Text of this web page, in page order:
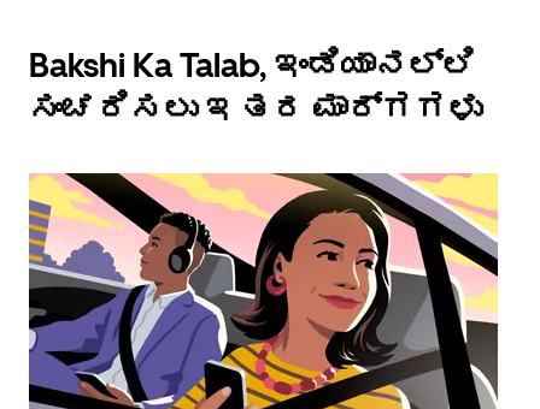
Bakshi Ka Talab, ಇಂಡಿಯಾನಲ್ಲಿ
ಸಂಚರಿಸಲು ಇತರ ಮಾರ್ಗಗಳು